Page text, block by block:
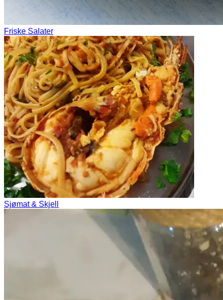
Friske Salater
Sjømat & Skjell